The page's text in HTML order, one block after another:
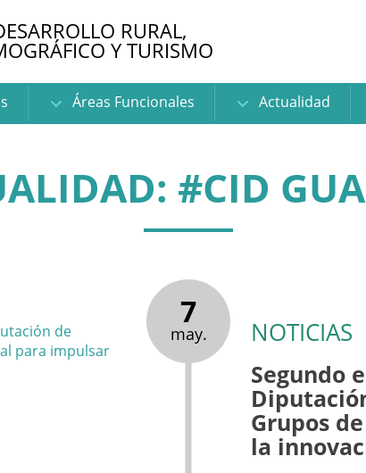
RURAL,
Y TURISMO
Áreas Funcionales Actualidad
#CID
7
may. NOTICIAS
Segundo
Grupos
la